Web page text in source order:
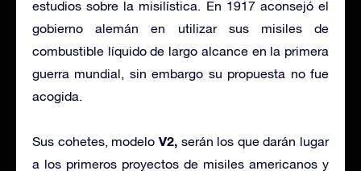
estudios sobre la misilística. En 1917 aconsejó el
gobierno alemán en utilizar sus misiles de
combustible líquido de largo alcance en la primera
guerra mundial, sin embargo su propuesta no fue
acogida.
Sus cohetes, modelo V2,serán los que darán lugar
a los primeros proyectos de misiles americanos y